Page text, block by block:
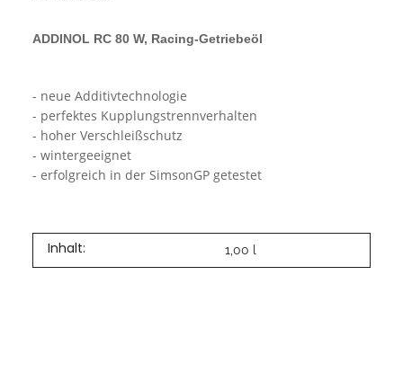
ADDINOL RC 80 W, Racing-Getriebeöl
- neue Additivtechnologie
- perfektes Kupplungstrennverhalten
- hoher Verschleißschutz
- wintergeeignet
- erfolgreich in der SimsonGP getestet
Inhalt: 1,00 l